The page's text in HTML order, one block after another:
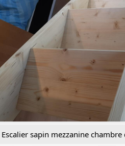
Escalier sapin mezzanine chambre